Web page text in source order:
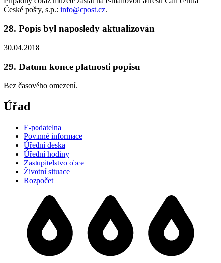
České pošty, s.p.: info@cpost.cz.
28. Popis byl naposledy aktualizován
30.04.2018
29. Datum konce platnosti popisu
Bez časového omezení.
Úřad
E-podatelna
Povinné informace
Úřední deska
Úřední hodiny
Zastupitelstvo obce
Životní situace
Rozpočet